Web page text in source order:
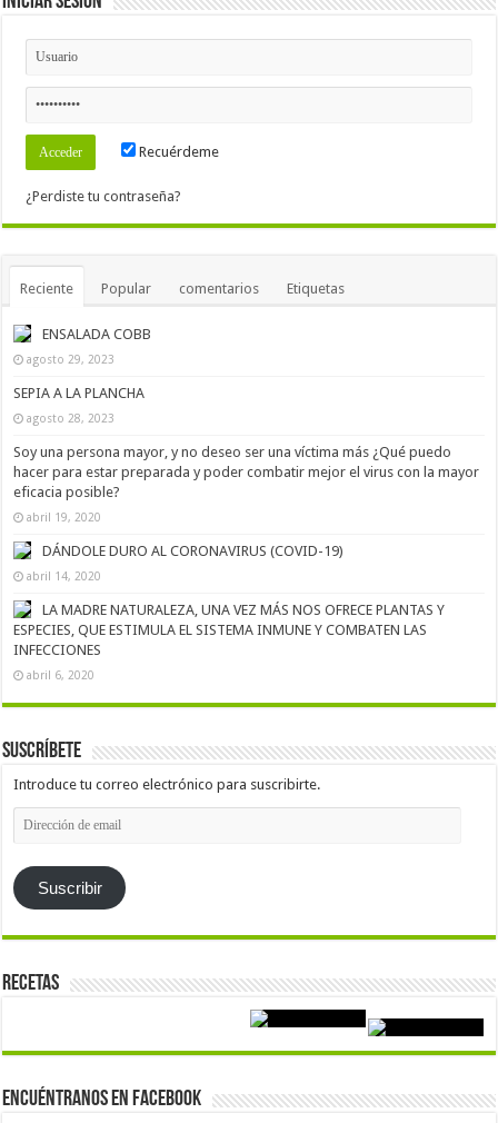
Recuérdeme
¿Perdiste tu contraseña?
Reciente Popular comentarios Etiquetas
ENSALADA COBB
agosto 29, 2023
SEPIA A LA PLANCHA
agosto 28, 2023
Soy una persona mayor, y no deseo ser una víctima más ¿Qué puedo
hacer para estar preparada y poder combatir mejor el virus con la mayor
eficacia posible?
abril 19, 2020
DÁNDOLE DURO AL CORONAVIRUS (COVID-19)
abril 14, 2020
LA MADRE NATURALEZA, UNA VEZ MÁS NOS OFRECE PLANTAS Y
ESPECIES, QUE ESTIMULA EL SISTEMA INMUNE Y COMBATEN LAS
INFECCIONES
abril 6, 2020
Suscríbete
Introduce tu correo electrónico para suscribirte.
Dirección
de
Suscribir
Recetas
Encuéntranos en Facebook